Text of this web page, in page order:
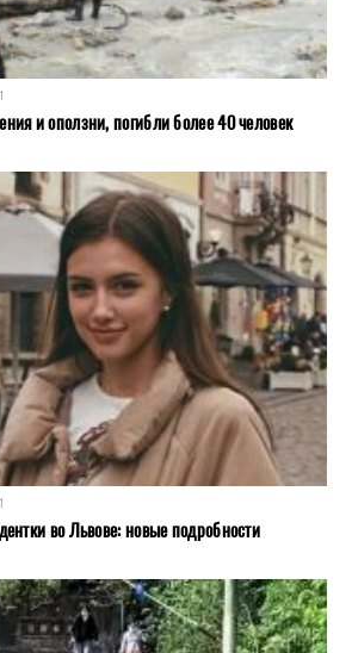
и оползни, погибли более 40 человек
во Львове: новые подробности